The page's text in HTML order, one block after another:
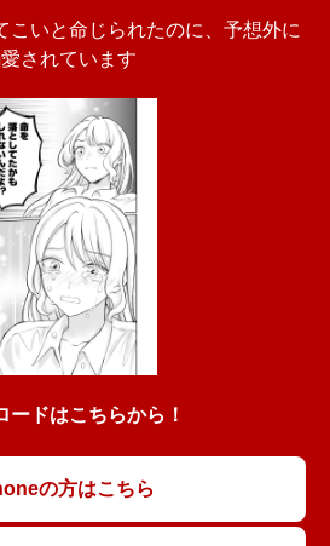
こいと命じられたのに、予想外に
されています
ードはこちらから！
の方はこちら